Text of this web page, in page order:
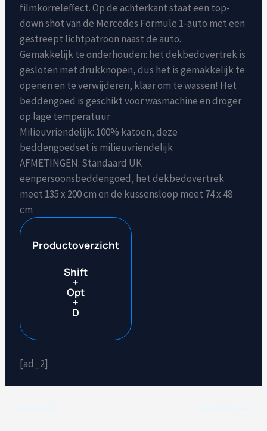
filmkorreleffect. Op de achterkant staat een top-
down shot van de Mercedes Formule 1-auto met een
gestreept lichtpatroon naast de auto.
Gemakkelijk te onderhouden: het dekbedovertrek is
gesloten met drukknopen, dus het is gemakkelijk te
openen en te verwijderen, klaar om te wassen! Het
beddengoed is geschikt voor wasmachine en droger
op lage temperatuur
Milieuvriendelijk: 100% katoen, deze
beddengoedset is milieuvriendelijk
AFMETINGEN: Standaard UK
eenpersoonsbeddengoed, het dekbedovertrek
meet 135 x 200 cm en de kussensloop meet 74 x 48
cm
Productoverzicht
Shift
+
Opt
+
D
[ad_2]